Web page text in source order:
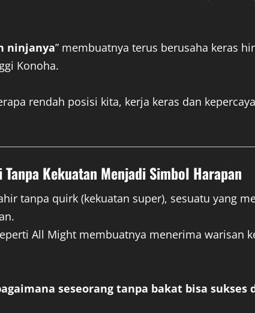
ninjanya” membuatnya terus berusaha keras
Konoha.
rendah posisi kita, kerja keras dan
Kekuatan Menjadi Simbol Harapan
tanpa quirk (kekuatan super), sesuatu yang
All Might membuatnya menerima warisan
seseorang tanpa bakat bisa sukses